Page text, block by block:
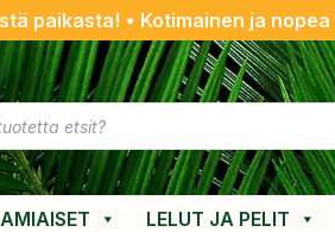
paikasta! • Kotimainen ja
LELUT JA PELIT